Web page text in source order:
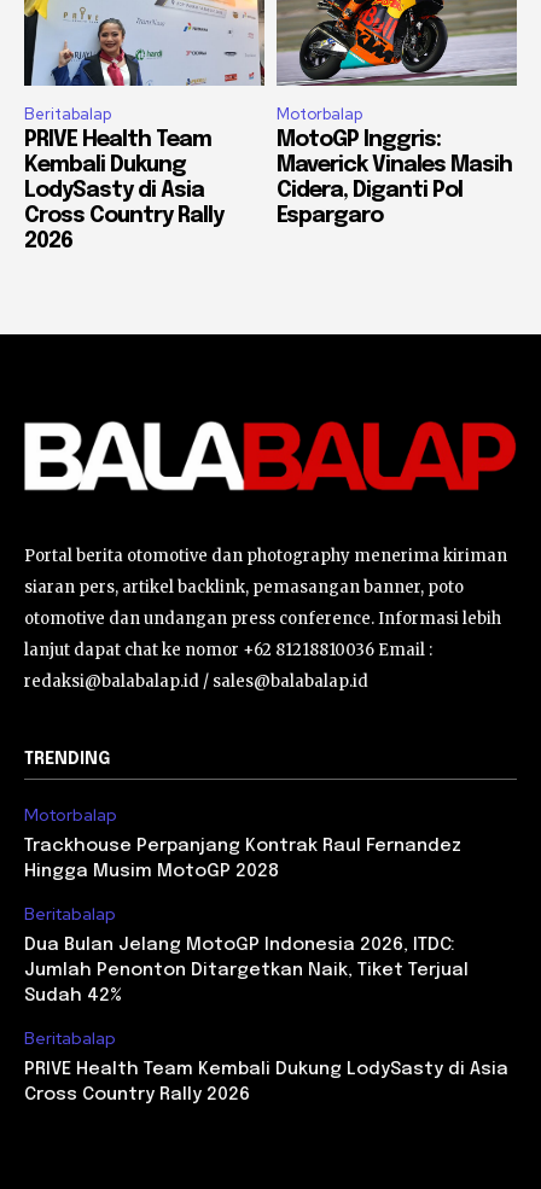
Beritabalap
PRIVE Health Team
Kembali Dukung
LodySasty di Asia
Cross Country Rally
2026
Motorbalap
MotoGP Inggris:
Maverick Vinales Masih
Cidera, Diganti Pol
Espargaro
Portal berita otomotive dan photography menerima kiriman
siaran pers, artikel backlink, pemasangan banner, poto
otomotive dan undangan press conference. Informasi lebih
lanjut dapat chat ke nomor +62 81218810036 Email :
redaksi@balabalap.id / sales@balabalap.id
TRENDING
Motorbalap
Trackhouse Perpanjang Kontrak Raul Fernandez
Hingga Musim MotoGP 2028
Beritabalap
Dua Bulan Jelang MotoGP Indonesia 2026, ITDC:
Jumlah Penonton Ditargetkan Naik, Tiket Terjual
Sudah 42%
Beritabalap
PRIVE Health Team Kembali Dukung LodySasty di Asia
Cross Country Rally 2026